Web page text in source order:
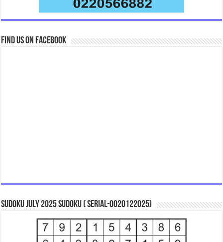
Find us on Facebook
Sudoku July 2025 Sudoku ( Serial-0020122025)